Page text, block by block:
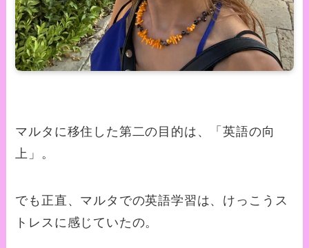
マルタに移住した第二の目的は、「英語の向
上」。
でも正直、マルタでの英語学習は、けっこうス
トレスに感じていたの。